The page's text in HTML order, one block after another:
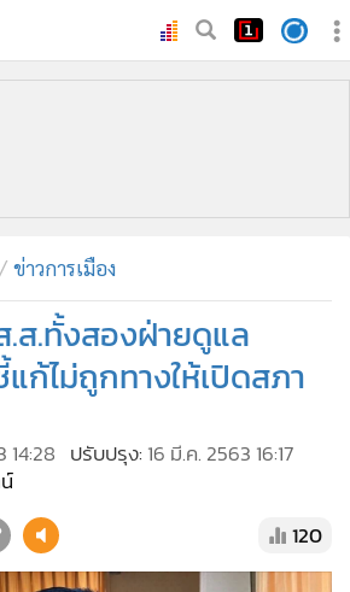
being
SD
ข่าวการเมือง
ส.ทั้งสองฝ่ายดูแล
ก้ไม่ถูกทางให้เปิดสภา
14:28 ปรับปรุง: 16 มี.ค. 2563 16:17
120